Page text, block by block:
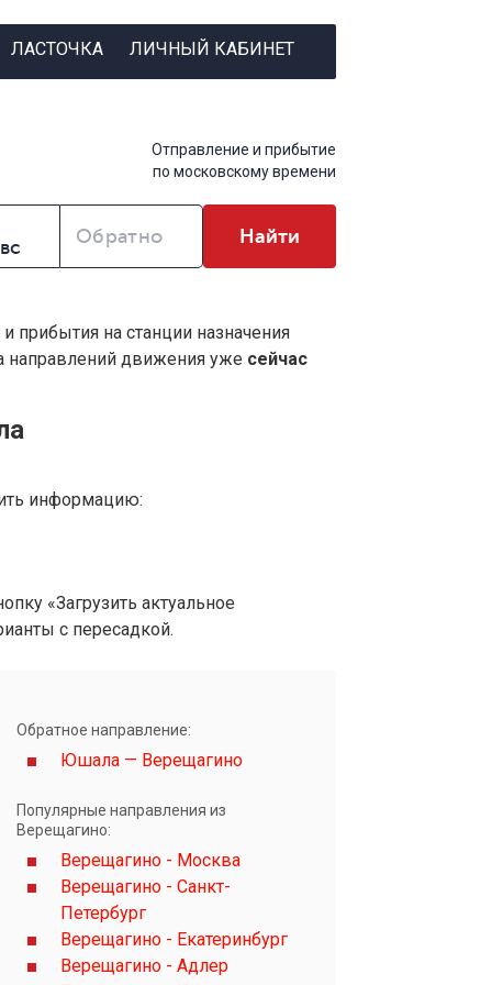
ЛАСТОЧКА ЛИЧНЫЙ КАБИНЕТ
Отправление и прибытие
по московскому времени
Обратно Найти
прибытия на станции назначения
направлений движения уже сейчас
информацию:
«Загрузить актуальное
с пересадкой.
Обратное направление:
Юшала — Верещагино
Популярные направления из
Верещагино:
Верещагино - Москва
Верещагино - Санкт-
Петербург
Верещагино - Екатеринбург
Верещагино - Адлер